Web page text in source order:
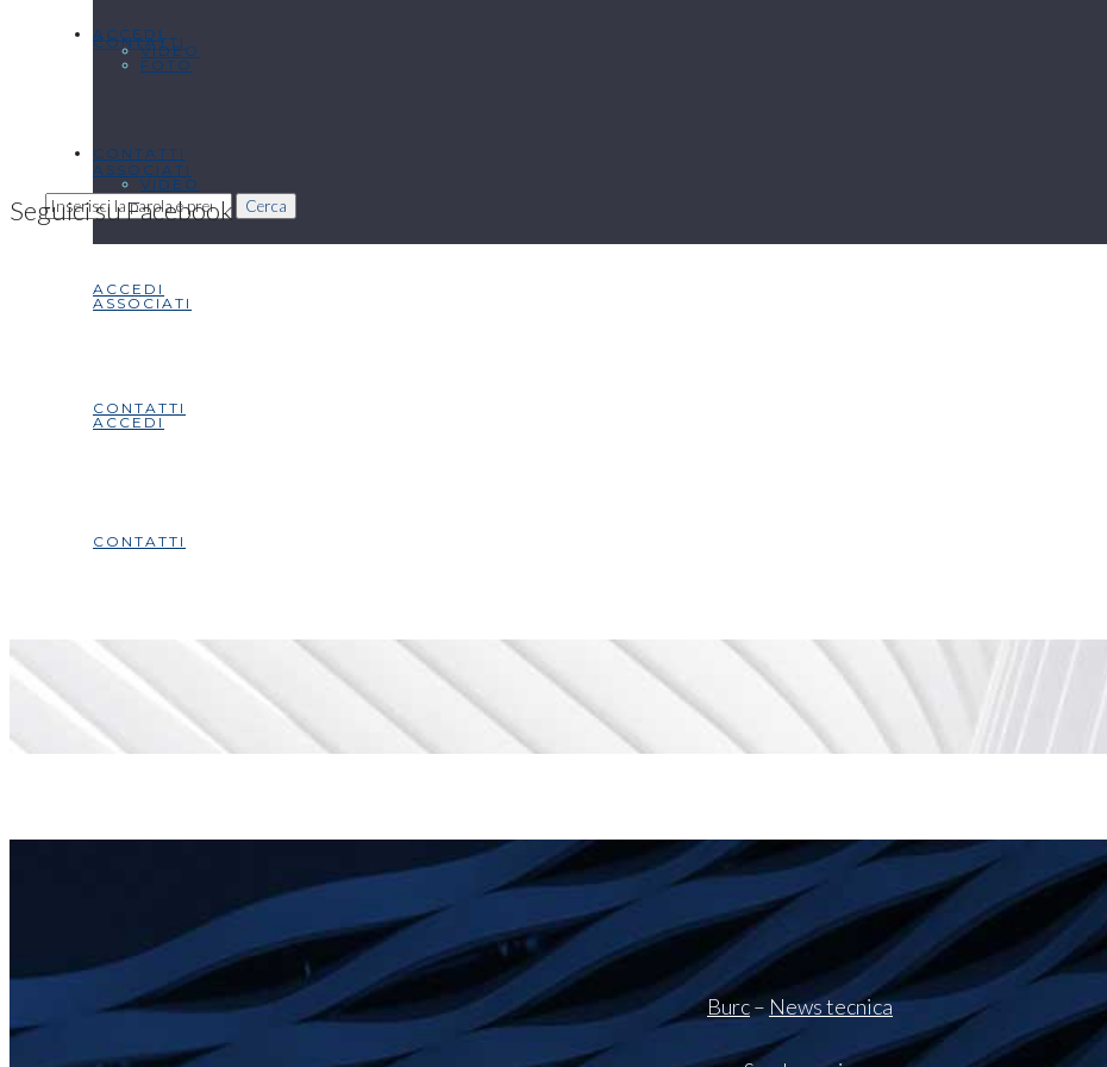
ACCEDI
CONTATTI
CONTATTI
Cerca
VIDEO
ASSOCIATI
ACCEDI
CONTATTI
FOTO
VIDEO
ASSOCIATI
ACCEDI
CONTATTI
Seguici su Facebook
Burc–News tecnica